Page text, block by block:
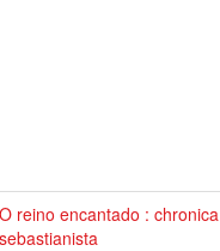
O reino encantado : chronica
sebastianista